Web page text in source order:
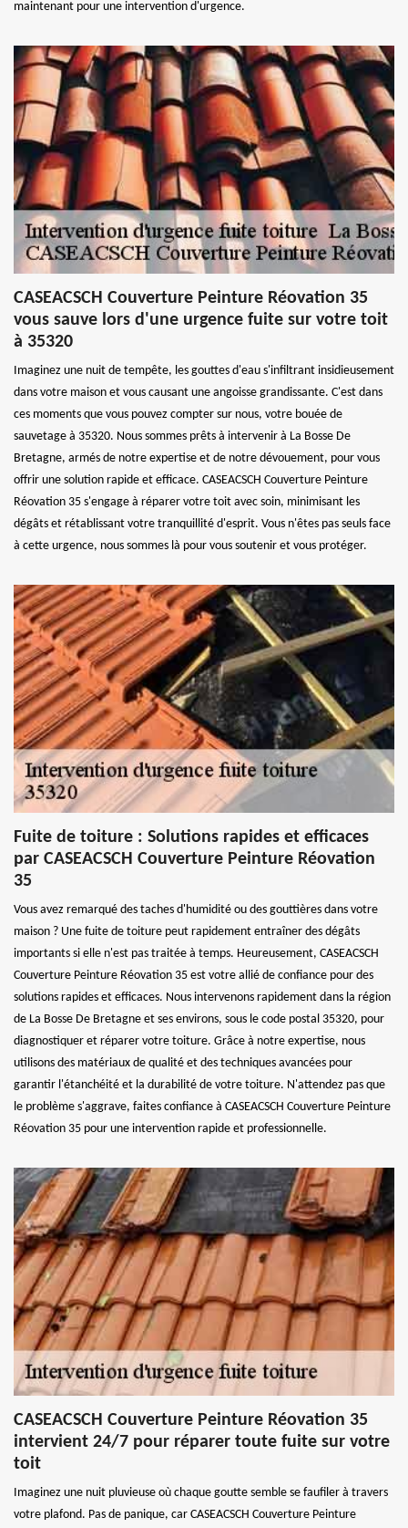
maintenant pour une intervention d'urgence.
CASEACSCH Couverture Peinture Réovation 35
vous sauve lors d'une urgence fuite sur votre toit
à 35320
Imaginez une nuit de tempête, les gouttes d'eau s'infiltrant insidieusement
dans votre maison et vous causant une angoisse grandissante. C'est dans
ces moments que vous pouvez compter sur nous, votre bouée de
sauvetage à 35320. Nous sommes prêts à intervenir à La Bosse De
Bretagne, armés de notre expertise et de notre dévouement, pour vous
offrir une solution rapide et efficace. CASEACSCH Couverture Peinture
Réovation 35 s'engage à réparer votre toit avec soin, minimisant les
dégâts et rétablissant votre tranquillité d'esprit. Vous n'êtes pas seuls face
à cette urgence, nous sommes là pour vous soutenir et vous protéger.
Fuite de toiture : Solutions rapides et efficaces
par CASEACSCH Couverture Peinture Réovation
35
Vous avez remarqué des taches d'humidité ou des gouttières dans votre
maison ? Une fuite de toiture peut rapidement entraîner des dégâts
importants si elle n'est pas traitée à temps. Heureusement, CASEACSCH
Couverture Peinture Réovation 35 est votre allié de confiance pour des
solutions rapides et efficaces. Nous intervenons rapidement dans la région
de La Bosse De Bretagne et ses environs, sous le code postal 35320, pour
diagnostiquer et réparer votre toiture. Grâce à notre expertise, nous
utilisons des matériaux de qualité et des techniques avancées pour
garantir l'étanchéité et la durabilité de votre toiture. N'attendez pas que
le problème s'aggrave, faites confiance à CASEACSCH Couverture Peinture
Réovation 35 pour une intervention rapide et professionnelle.
CASEACSCH Couverture Peinture Réovation 35
intervient 24/7 pour réparer toute fuite sur votre
toit
Imaginez une nuit pluvieuse où chaque goutte semble se faufiler à travers
votre plafond. Pas de panique, car CASEACSCH Couverture Peinture